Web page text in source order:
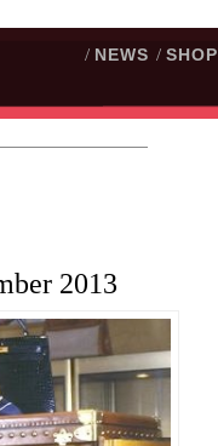
/ NEWS / SHOP
2013